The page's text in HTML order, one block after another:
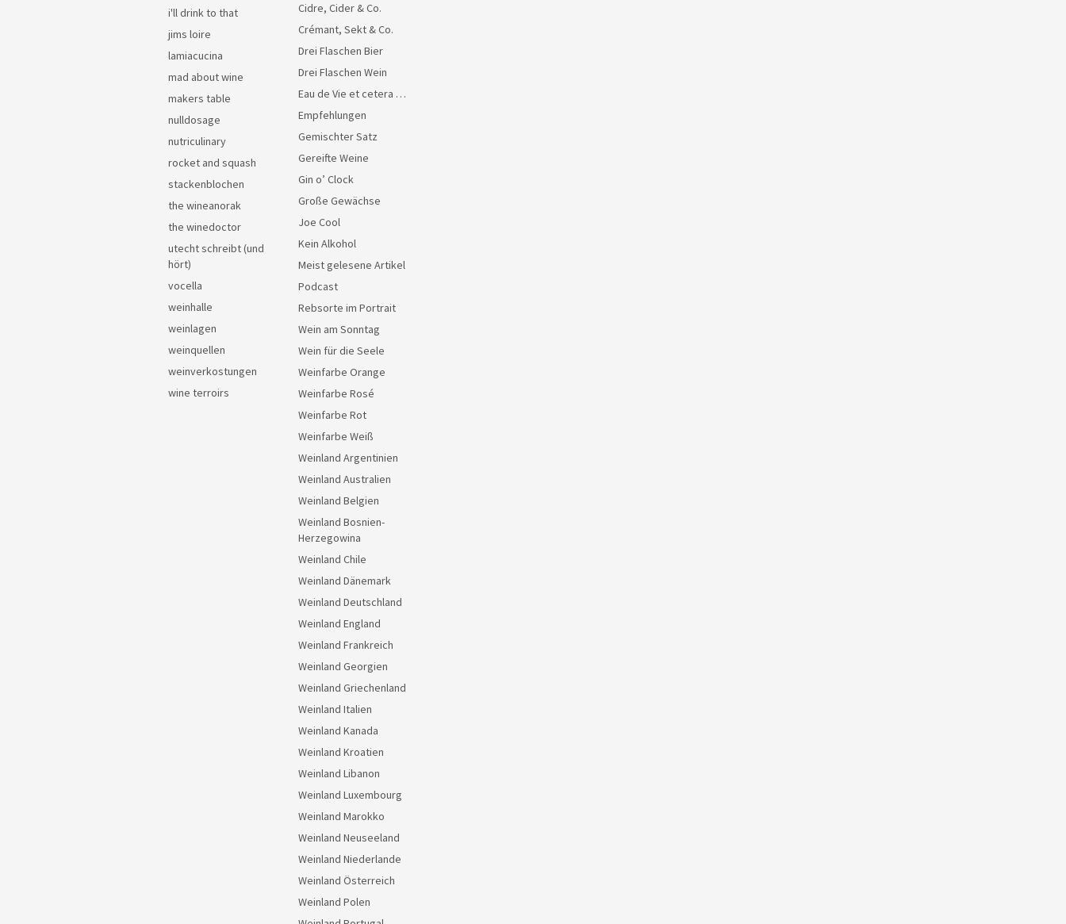
i'll drink to that
jims loire
lamiacucina
mad about wine
makers table
nulldosage
nutriculinary
rocket and squash
stackenblochen
the wineanorak
the winedoctor
utecht schreibt (und
hört)
vocella
weinhalle
weinlagen
weinquellen
weinverkostungen
wine terroirs
Cidre, Cider & Co.
Crémant, Sekt & Co.
Drei Flaschen Bier
Drei Flaschen Wein
Eau de Vie et cetera …
Empfehlungen
Gemischter Satz
Gereifte Weine
Gin o’ Clock
Große Gewächse
Joe Cool
Kein Alkohol
Meist gelesene Artikel
Podcast
Rebsorte im Portrait
Wein am Sonntag
Wein für die Seele
Weinfarbe Orange
Weinfarbe Rosé
Weinfarbe Rot
Weinfarbe Weiß
Weinland Argentinien
Weinland Australien
Weinland Belgien
Weinland Bosnien-
Herzegowina
Weinland Chile
Weinland Dänemark
Weinland Deutschland
Weinland England
Weinland Frankreich
Weinland Georgien
Weinland Griechenland
Weinland Italien
Weinland Kanada
Weinland Kroatien
Weinland Libanon
Weinland Luxembourg
Weinland Marokko
Weinland Neuseeland
Weinland Niederlande
Weinland Österreich
Weinland Polen